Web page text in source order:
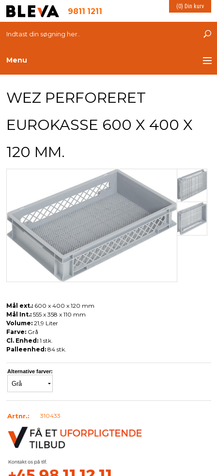
9811 1211 (0) Din kurv
Menu
ESD PRODUKTER
MILJØ OG VELFÆRD
WEZ PERFORERET
EUROKASSE 600 X 400 X
120 MM.
Mål ext.:600 x 400 x 120 mm
Mål Int.:555 x 358 x 110 mm
Volume:21,9 Liter
Farve:Grå
Cl. Enhed:1 stk.
Palleenhed:84 stk.
Alternative farver:
Artnr.: 310433